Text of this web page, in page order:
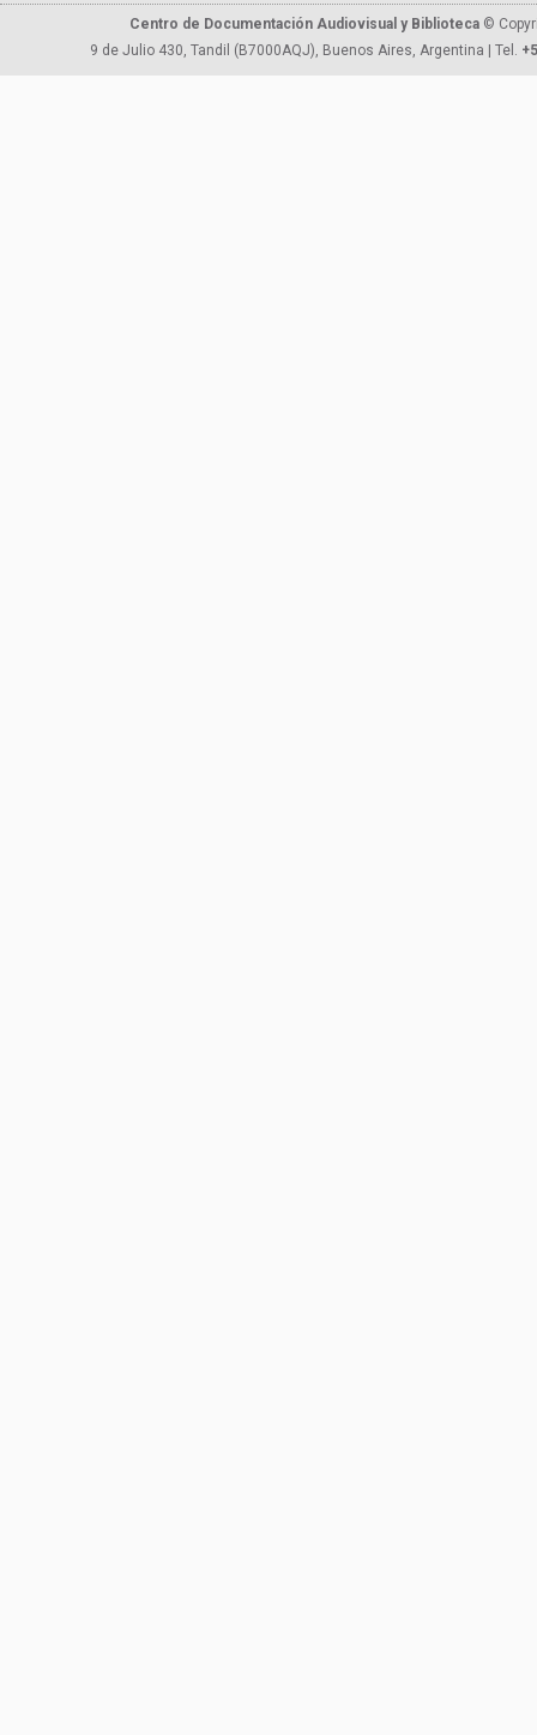
Centro de Documentación Audiovisual y Biblioteca ©
9 de Julio 430, Tandil (B7000AQJ), Buenos Aires, Argentina | Tel.